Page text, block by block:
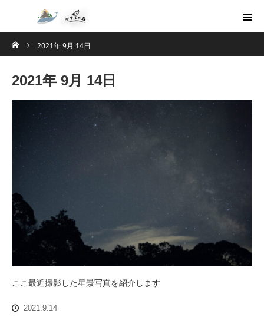
2021年 9月 14日
2021年 9月 14日
ここ最近撮影した星景写真を紹介します
2021.9.14